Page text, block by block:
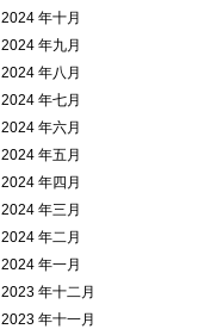
2024 年十月
2024 年九月
2024 年八月
2024 年七月
2024 年六月
2024 年五月
2024 年四月
2024 年三月
2024 年二月
2024 年一月
2023 年十二月
2023 年十一月